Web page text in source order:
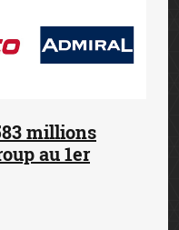
millions
au 1er